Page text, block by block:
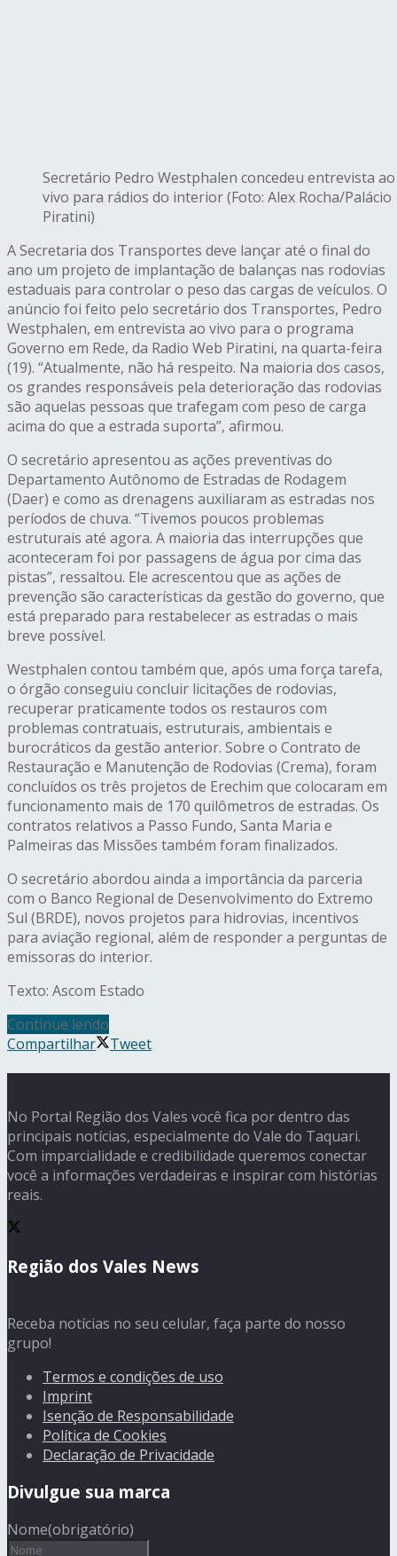
Secretário Pedro Westphalen concedeu entrevista ao
vivo para rádios do interior (Foto: Alex Rocha/Palácio
Piratini)
A Secretaria dos Transportes deve lançar até o final do
ano um projeto de implantação de balanças nas rodovias
estaduais para controlar o peso das cargas de veículos. O
anúncio foi feito pelo secretário dos Transportes, Pedro
Westphalen, em entrevista ao vivo para o programa
Governo em Rede, da Radio Web Piratini, na quarta-feira
(19). “Atualmente, não há respeito. Na maioria dos casos,
os grandes responsáveis pela deterioração das rodovias
são aquelas pessoas que trafegam com peso de carga
acima do que a estrada suporta”, afirmou.
O secretário apresentou as ações preventivas do
Departamento Autônomo de Estradas de Rodagem
(Daer) e como as drenagens auxiliaram as estradas nos
períodos de chuva. “Tivemos poucos problemas
estruturais até agora. A maioria das interrupções que
aconteceram foi por passagens de água por cima das
pistas”, ressaltou. Ele acrescentou que as ações de
prevenção são características da gestão do governo, que
está preparado para restabelecer as estradas o mais
breve possível.
Westphalen contou também que, após uma força tarefa,
o órgão conseguiu concluir licitações de rodovias,
recuperar praticamente todos os restauros com
problemas contratuais, estruturais, ambientais e
burocráticos da gestão anterior. Sobre o Contrato de
Restauração e Manutenção de Rodovias (Crema), foram
concluídos os três projetos de Erechim que colocaram em
funcionamento mais de 170 quilômetros de estradas. Os
contratos relativos a Passo Fundo, Santa Maria e
Palmeiras das Missões também foram finalizados.
O secretário abordou ainda a importância da parceria
com o Banco Regional de Desenvolvimento do Extremo
Sul (BRDE), novos projetos para hidrovias, incentivos
para aviação regional, além de responder a perguntas de
emissoras do interior.
Texto: Ascom Estado
Continue lendo
Compartilhar
Tweet
No Portal Região dos Vales você fica por dentro das
principais notícias, especialmente do Vale do Taquari.
Com imparcialidade e credibilidade queremos conectar
você a informações verdadeiras e inspirar com histórias
reais.
Região dos Vales News
Receba notícias no seu celular, faça parte do nosso
grupo!
Termos e condições de uso
Imprint
Isenção de Responsabilidade
Política de Cookies
Declaração de Privacidade
Divulgue sua marca
Nome(obrigatório)